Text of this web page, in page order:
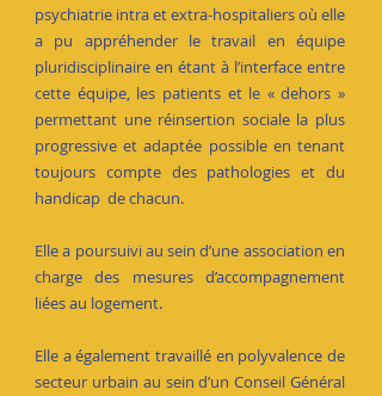
psychiatrie intra et extra-hospitaliers où elle
a pu appréhender le travail en équipe
pluridisciplinaire en étant à l’interface entre
cette équipe, les patients et le « dehors »
permettant une réinsertion sociale la plus
progressive et adaptée possible en tenant
toujours compte des pathologies et du
handicap de chacun.
Elle a poursuivi au sein d’une association en
charge des mesures d’accompagnement
liées au logement.
Elle a également travaillé en polyvalence de
secteur urbain au sein d’un Conseil Général